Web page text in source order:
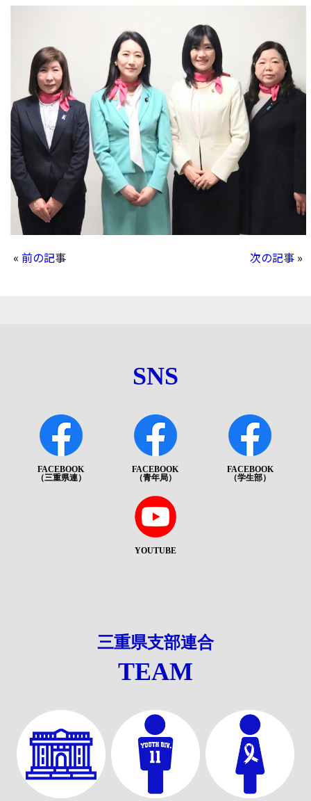
«前の記事 次の記事 »
SNS
FACEBOOK
（三重県連）
FACEBOOK
（青年局）
FACEBOOK
（学生部）
YOUTUBE
三重県支部連合
TEAM